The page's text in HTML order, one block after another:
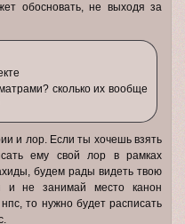
обосновать, не выходя за
сколько их вообще
и лор. Если ты хочешь взять
ему свой лор в рамках
будем рады видеть твою
и не занимай место канон
то нужно будет расписать